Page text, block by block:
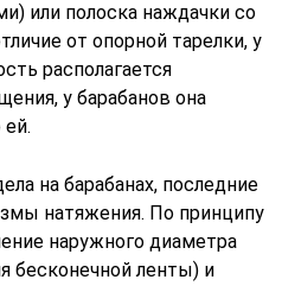
или полоска наждачки со
от опорной тарелки, у
располагается
у барабанов она
на барабанах, последние
натяжения. По принципу
наружного диаметра
бесконечной ленты) и